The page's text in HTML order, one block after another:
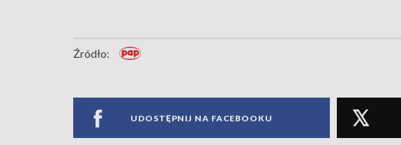
Źródło:
UDOSTĘPNIJ NA FACEBOOKU